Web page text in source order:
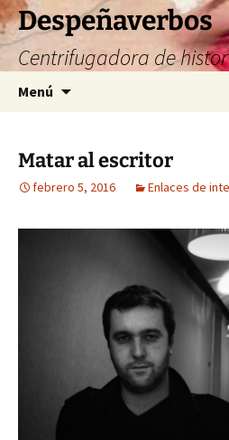
Saltar
al
contenido
Despeñaverbos
Centrifugadora de
Menú
Matar al escritor
febrero 5, 2016 Enlaces de